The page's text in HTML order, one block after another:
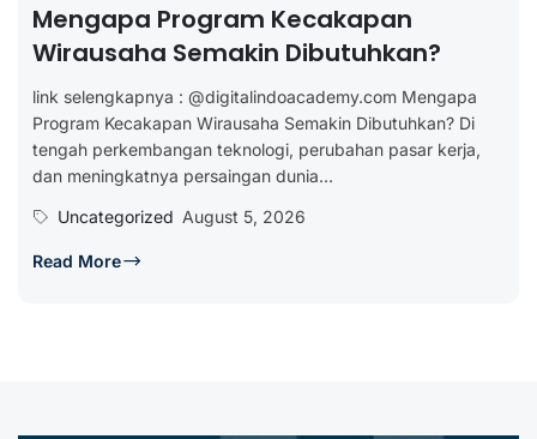
Mengapa Program Kecakapan
Wirausaha Semakin Dibutuhkan?
link selengkapnya : @digitalindoacademy.com Mengapa
Program Kecakapan Wirausaha Semakin Dibutuhkan? Di
tengah perkembangan teknologi, perubahan pasar kerja,
dan meningkatnya persaingan dunia...
Uncategorized August 5, 2026
Read More